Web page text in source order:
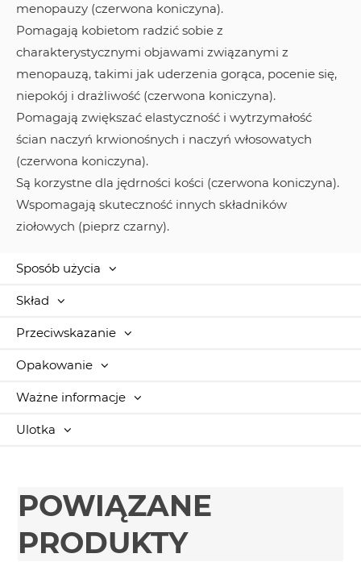
menopauzy (czerwona koniczyna).
Pomagają kobietom radzić sobie z
charakterystycznymi objawami związanymi z
menopauzą, takimi jak uderzenia gorąca, pocenie się,
niepokój i drażliwość (czerwona koniczyna).
Pomagają zwiększać elastyczność i wytrzymałość
ścian naczyń krwionośnych i naczyń włosowatych
(czerwona koniczyna).
Są korzystne dla jędrności kości (czerwona koniczyna).
Wspomagają skuteczność innych składników
ziołowych (pieprz czarny).
Sposób użycia
Skład
Przeciwskazanie
Opakowanie
Ważne informacje
Ulotka
POWIĄZANE
PRODUKTY